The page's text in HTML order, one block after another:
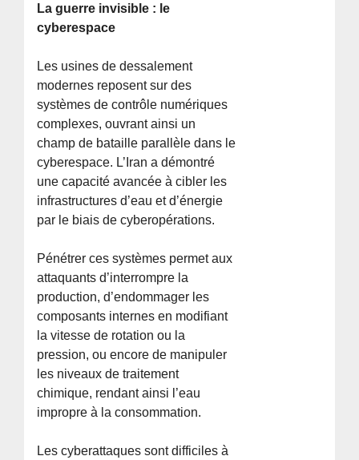
La guerre invisible : le
cyberespace
Les usines de dessalement
modernes reposent sur des
systèmes de contrôle numériques
complexes, ouvrant ainsi un
champ de bataille parallèle dans le
cyberespace. L’Iran a démontré
une capacité avancée à cibler les
infrastructures d’eau et d’énergie
par le biais de cyberopérations.
Pénétrer ces systèmes permet aux
attaquants d’interrompre la
production, d’endommager les
composants internes en modifiant
la vitesse de rotation ou la
pression, ou encore de manipuler
les niveaux de traitement
chimique, rendant ainsi l’eau
impropre à la consommation.
Les cyberattaques sont difficiles à